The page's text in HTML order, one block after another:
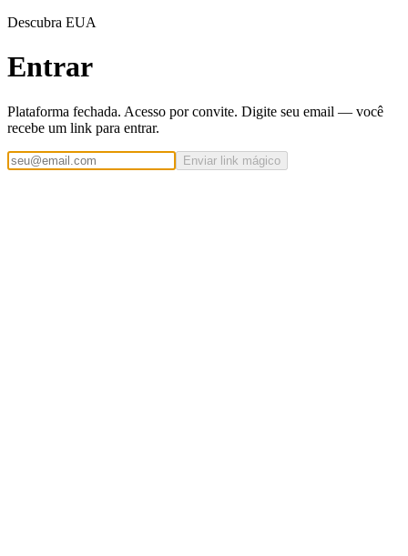
Descubra EUA
Entrar
Plataforma fechada. Acesso por convite. Digite seu email — você
recebe um link para entrar.
Enviar link mágico